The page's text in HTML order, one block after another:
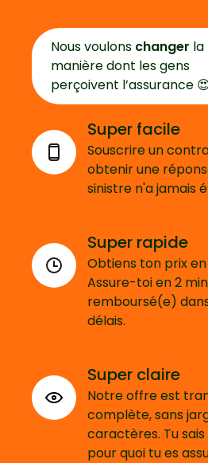
Super facile
Souscrire un
obtenir une
sinistre n'a jamais
Super rapide
Obtiens ton prix en
Assure-toi en 2
remboursé(e)
délais.
Super claire
Notre offre est
complète, sans
caractères. Tu
pour quoi tu es
Nous voulons changer la
manière dont les gens
perçoivent l’assurance